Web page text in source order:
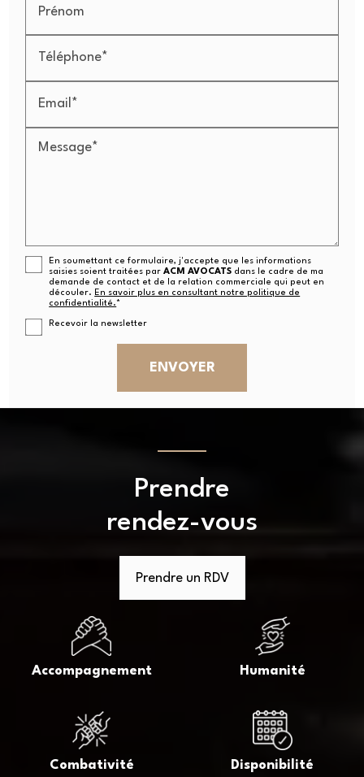
Prénom
Téléphone*
Email*
Message*
En soumettant ce formulaire, j'accepte que les informations
saisies soient traitées parACM AVOCATS dans le cadre de ma
demande de contact et de la relation commerciale qui peut en
découler. En savoir plus en consultant notre politique de
confidentialité.*
Recevoir la newsletter
Prendre
rendez-vous
Prendre un RDV
Accompagnement Humanité
Combativité Disponibilité